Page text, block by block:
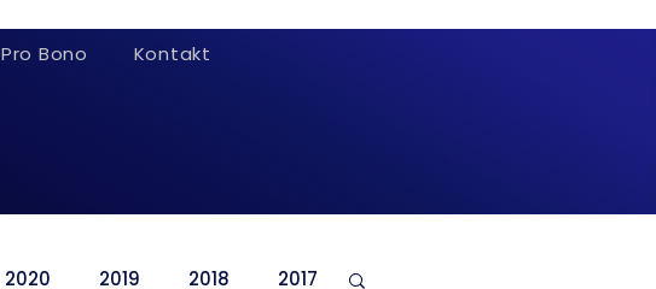
Pro Bono Kontakt
2020 2019 2018 2017